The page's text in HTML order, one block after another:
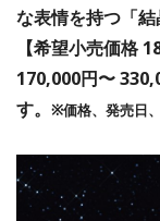
な表情を持つ「
【希望⼩売価格
170,000円〜
す。 ※価格、発売⽇